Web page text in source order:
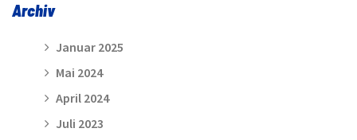
Archiv
Januar 2025
Mai 2024
April 2024
Juli 2023